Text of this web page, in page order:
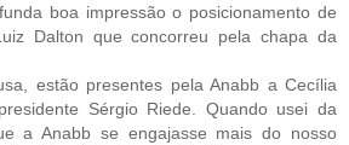
boa impressão o posicionamento de
Dalton que concorreu pela chapa da
estão presentes pela Anabb a Cecília
Sérgio Riede. Quando usei da
a Anabb se engajasse mais do nosso